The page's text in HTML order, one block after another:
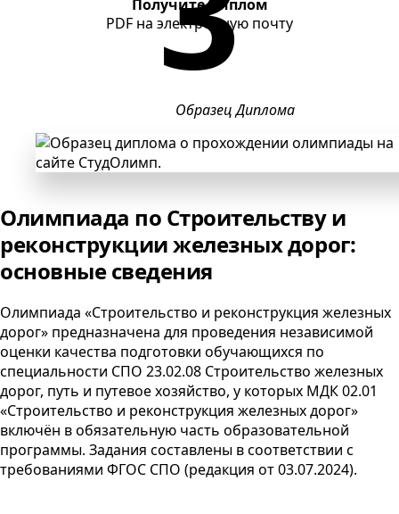
Получите диплом
PDF на электронную почту
Образец Диплома
Олимпиада по Строительству и
реконструкции железных дорог:
основные сведения
Олимпиада «Строительство и реконструкция железных
дорог» предназначена для проведения независимой
оценки качества подготовки обучающихся по
специальности СПО 23.02.08 Строительство железных
дорог, путь и путевое хозяйство, у которых МДК02.01
«Строительство и реконструкция железных дорог»
включён в обязательную часть образовательной
программы. Задания составлены в соответствии с
требованиями ФГОС СПО (редакция от03.07.2024).